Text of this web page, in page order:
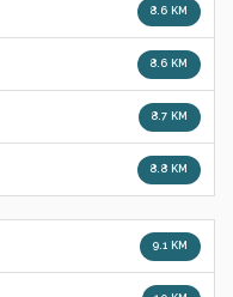
8.6 KM
8.6 KM
8.7 KM
8.8 KM
9.1 KM